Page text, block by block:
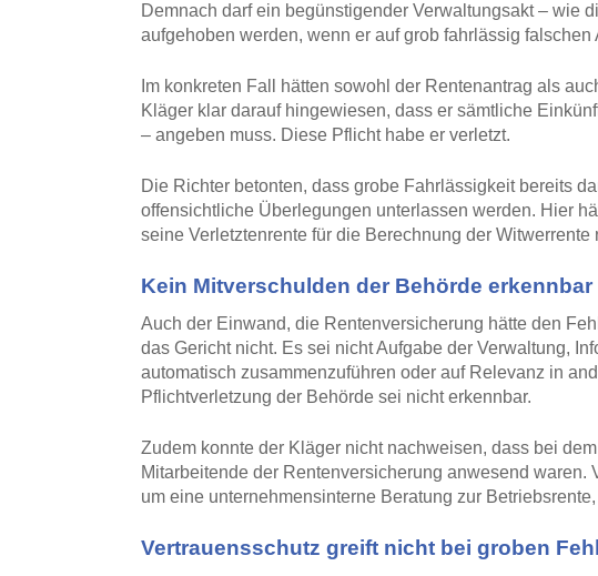
Demnach darf ein begünstigender Verwaltungsakt – wie
aufgehoben werden, wenn er auf grob fahrlässig falschen
Im konkreten Fall hätten sowohl der Rentenantrag als
Kläger klar darauf hingewiesen, dass er sämtliche
– angeben muss. Diese Pflicht habe er verletzt.
Die Richter betonten, dass grobe Fahrlässigkeit bereits
offensichtliche Überlegungen unterlassen werden. Hier
seine Verletztenrente für die Berechnung der Witwerrente
Kein Mitverschulden der Behörde erkennbar
Auch der Einwand, die Rentenversicherung hätte den
das Gericht nicht. Es sei nicht Aufgabe der Verwaltung,
automatisch zusammenzuführen oder auf Relevanz in
Pflichtverletzung der Behörde sei nicht erkennbar.
Zudem konnte der Kläger nicht nachweisen, dass bei
Mitarbeitende der Rentenversicherung anwesend
um eine unternehmensinterne Beratung zur
Vertrauensschutz greift nicht bei groben